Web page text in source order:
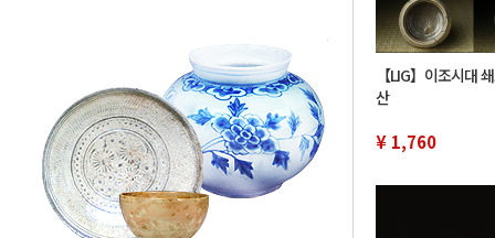
【LIG】이조시대
산
¥ 1,760